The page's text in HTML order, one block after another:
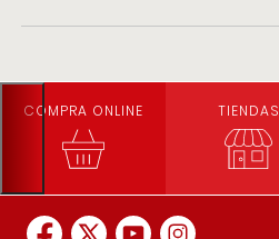
COMPRA ONLINE TIENDAS